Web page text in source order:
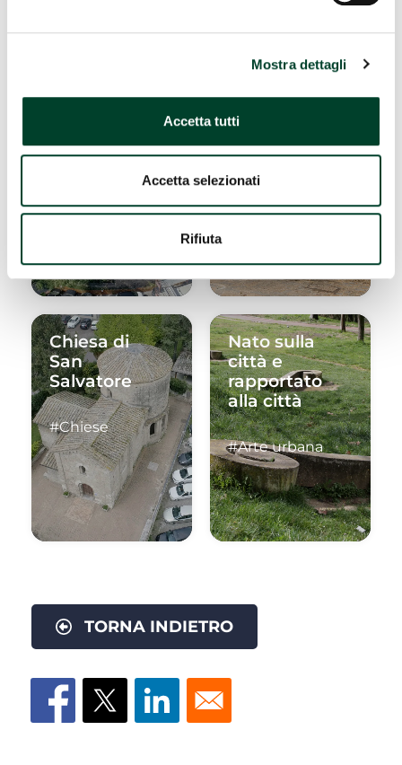
Mostra dettagli
Accetta tutti
Accetta selezionati
Rifiuta
Anfiteatro
#Edifici storici e
Chiesa di
Sant'Alò
#Chiese
Chiesa di
San
Salvatore
#Chiese
Nato sulla
città e
rapportato
alla città
#Arte urbana
TORNA INDIETRO